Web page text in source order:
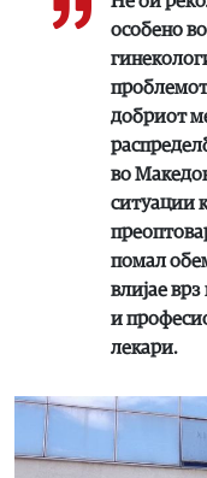
особено
добриот
во
ситуации
помал
влијае
и
лекари.